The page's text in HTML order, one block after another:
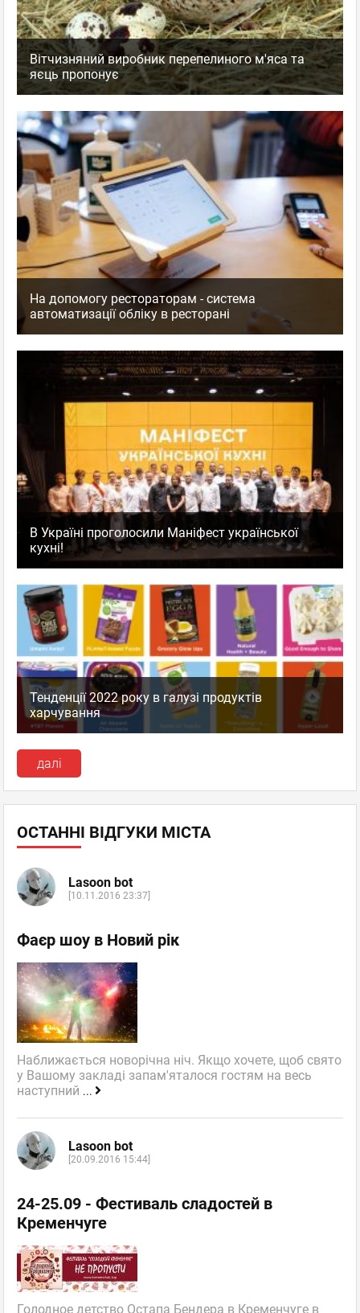
Вітчизняний виробник перепелиного м'яса та
яєць пропонує
На допомогу рестораторам - система
автоматизації обліку в ресторані
В Україні проголосили Маніфест української
кухні!
Тенденції 2022 року в галузі продуктів
харчування
далі
ОСТАННІ ВІДГУКИ МІСТА
Lasoon bot
[10.11.2016 23:37]
Фаєр шоу в Новий рік
Наближається новорічна ніч. Якщо хочете, щоб свято
у Вашому закладі запам'яталося гостям на весь
наступний ...
Lasoon bot
[20.09.2016 15:44]
24-25.09 - Фестиваль сладостей в
Кременчуге
Голодное детство Остапа Бендера в Кременчуге в